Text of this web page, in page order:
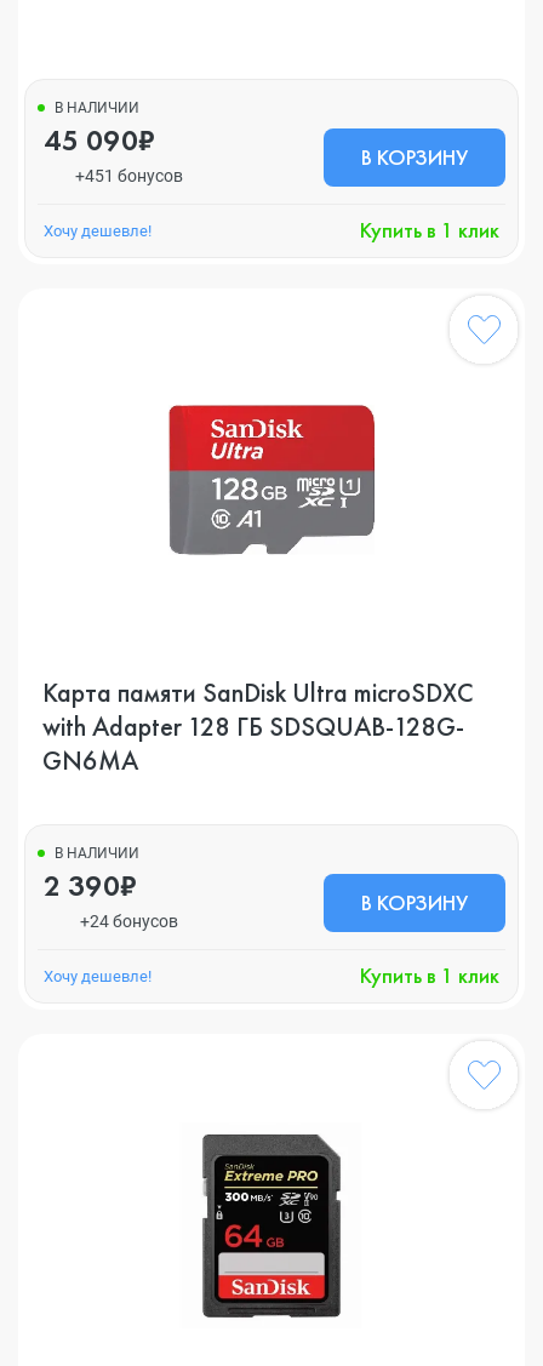
В НАЛИЧИИ
45 090₽
+451 бонусов
В КОРЗИНУ
Хочу дешевле! Купить в 1 клик
Карта памяти SanDisk Ultra microSDXC
with Adapter 128 ГБ SDSQUAB-128G-
GN6MA
В НАЛИЧИИ
2 390₽
+24 бонусов
В КОРЗИНУ
Хочу дешевле! Купить в 1 клик